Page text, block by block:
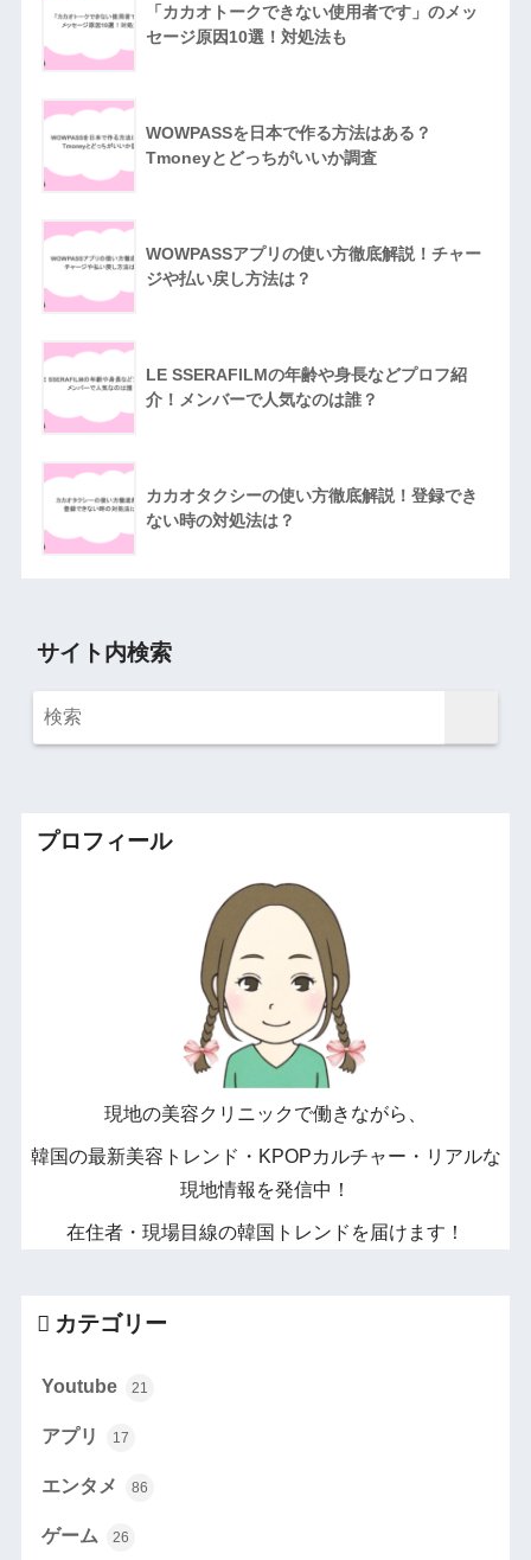
「カカオトークできない使用者です」のメッ
セージ原因10選！対処法も
WOWPASSを日本で作る方法はある？
Tmoneyとどっちがいいか調査
WOWPASSアプリの使い方徹底解説！チャー
ジや払い戻し方法は？
LE SSERAFILMの年齢や身長などプロフ紹
介！メンバーで人気なのは誰？
カカオタクシーの使い方徹底解説！登録でき
ない時の対処法は？
サイト内検索
プロフィール
現地の美容クリニックで働きながら、
韓国の最新美容トレンド・KPOPカルチャー・リアルな
現地情報を発信中！
在住者・現場目線の韓国トレンドを届けます！
カテゴリー
Youtube 21
アプリ 17
エンタメ 86
ゲーム 26